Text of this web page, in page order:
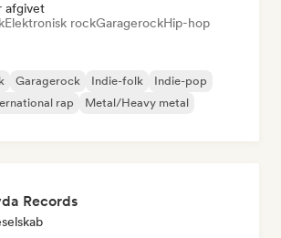
afgivet
Elektronisk rockGaragerockHip-hop
Garagerock Indie-folk
Indie-pop
rap
Metal/Heavy metal
Records